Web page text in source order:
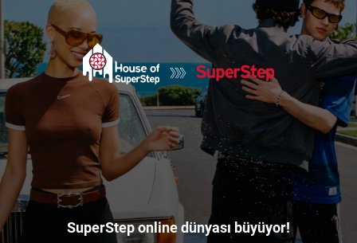
SuperStep online dünyası büyüyor!